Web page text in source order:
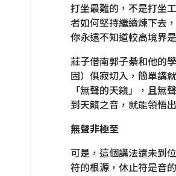
打坐最難的，不是打坐
者如何堅持繼續煉下去
你永遠不知道較高境界
莊子借南郭子綦和他的
固）俱寂切入，簡單講
「無聲的天籟」，且
到天籟之音，就能領悟
無聲非極至
可是，這個講法還未到
符的根源，休止符是音